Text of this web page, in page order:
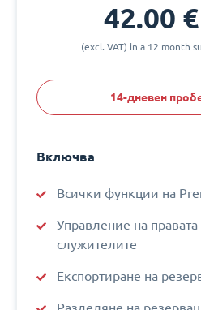
42.00
(excl. VAT) in a 12 month
14-дневен
Включва
Всички функции на
Управление на
служителите
Експортиране на